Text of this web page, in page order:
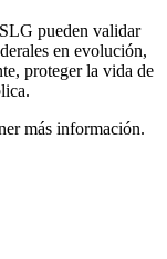
pueden validar
en evolución,
proteger la vida de
más información.